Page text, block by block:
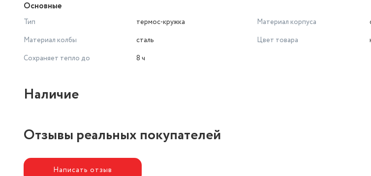
Основные
Тип
термос-кружка
Материал колбы
сталь
Сохраняет тепло до
8 ч
Материал корпуса
Цвет товара
Наличие
Отзывы реальных покупателей
Написать отзыв